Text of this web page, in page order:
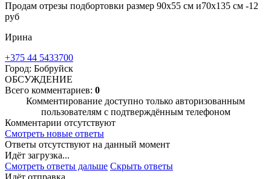
Продам отрезы подбортовки размер 90х55 см и70х135 см -12
руб
Ирина
+375 44 5433700
Город: Бобруйск
ОБСУЖДЕНИЕ
Всего комментариев: 0
Комментирование доступно только авторизованным
пользователям с подтверждённым телефоном
Комментарии отсутствуют
Смотреть новые ответы
Ответы отсутствуют на данный момент
Идёт загрузка...
Смотреть ответы дальше Скрыть ответы